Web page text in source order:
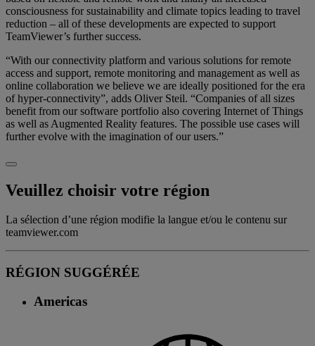
consciousness for sustainability and climate topics leading to travel
reduction – all of these developments are expected to support
TeamViewer’s further success.
“With our connectivity platform and various solutions for remote
access and support, remote monitoring and management as well as
online collaboration we believe we are ideally positioned for the era
of hyper-connectivity”, adds Oliver Steil. “Companies of all sizes
benefit from our software portfolio also covering Internet of Things
as well as Augmented Reality features. The possible use cases will
further evolve with the imagination of our users.”
Veuillez choisir votre région
La sélection d’une région modifie la langue et/ou le contenu sur
teamviewer.com
RÉGION SUGGÉRÉE
Americas